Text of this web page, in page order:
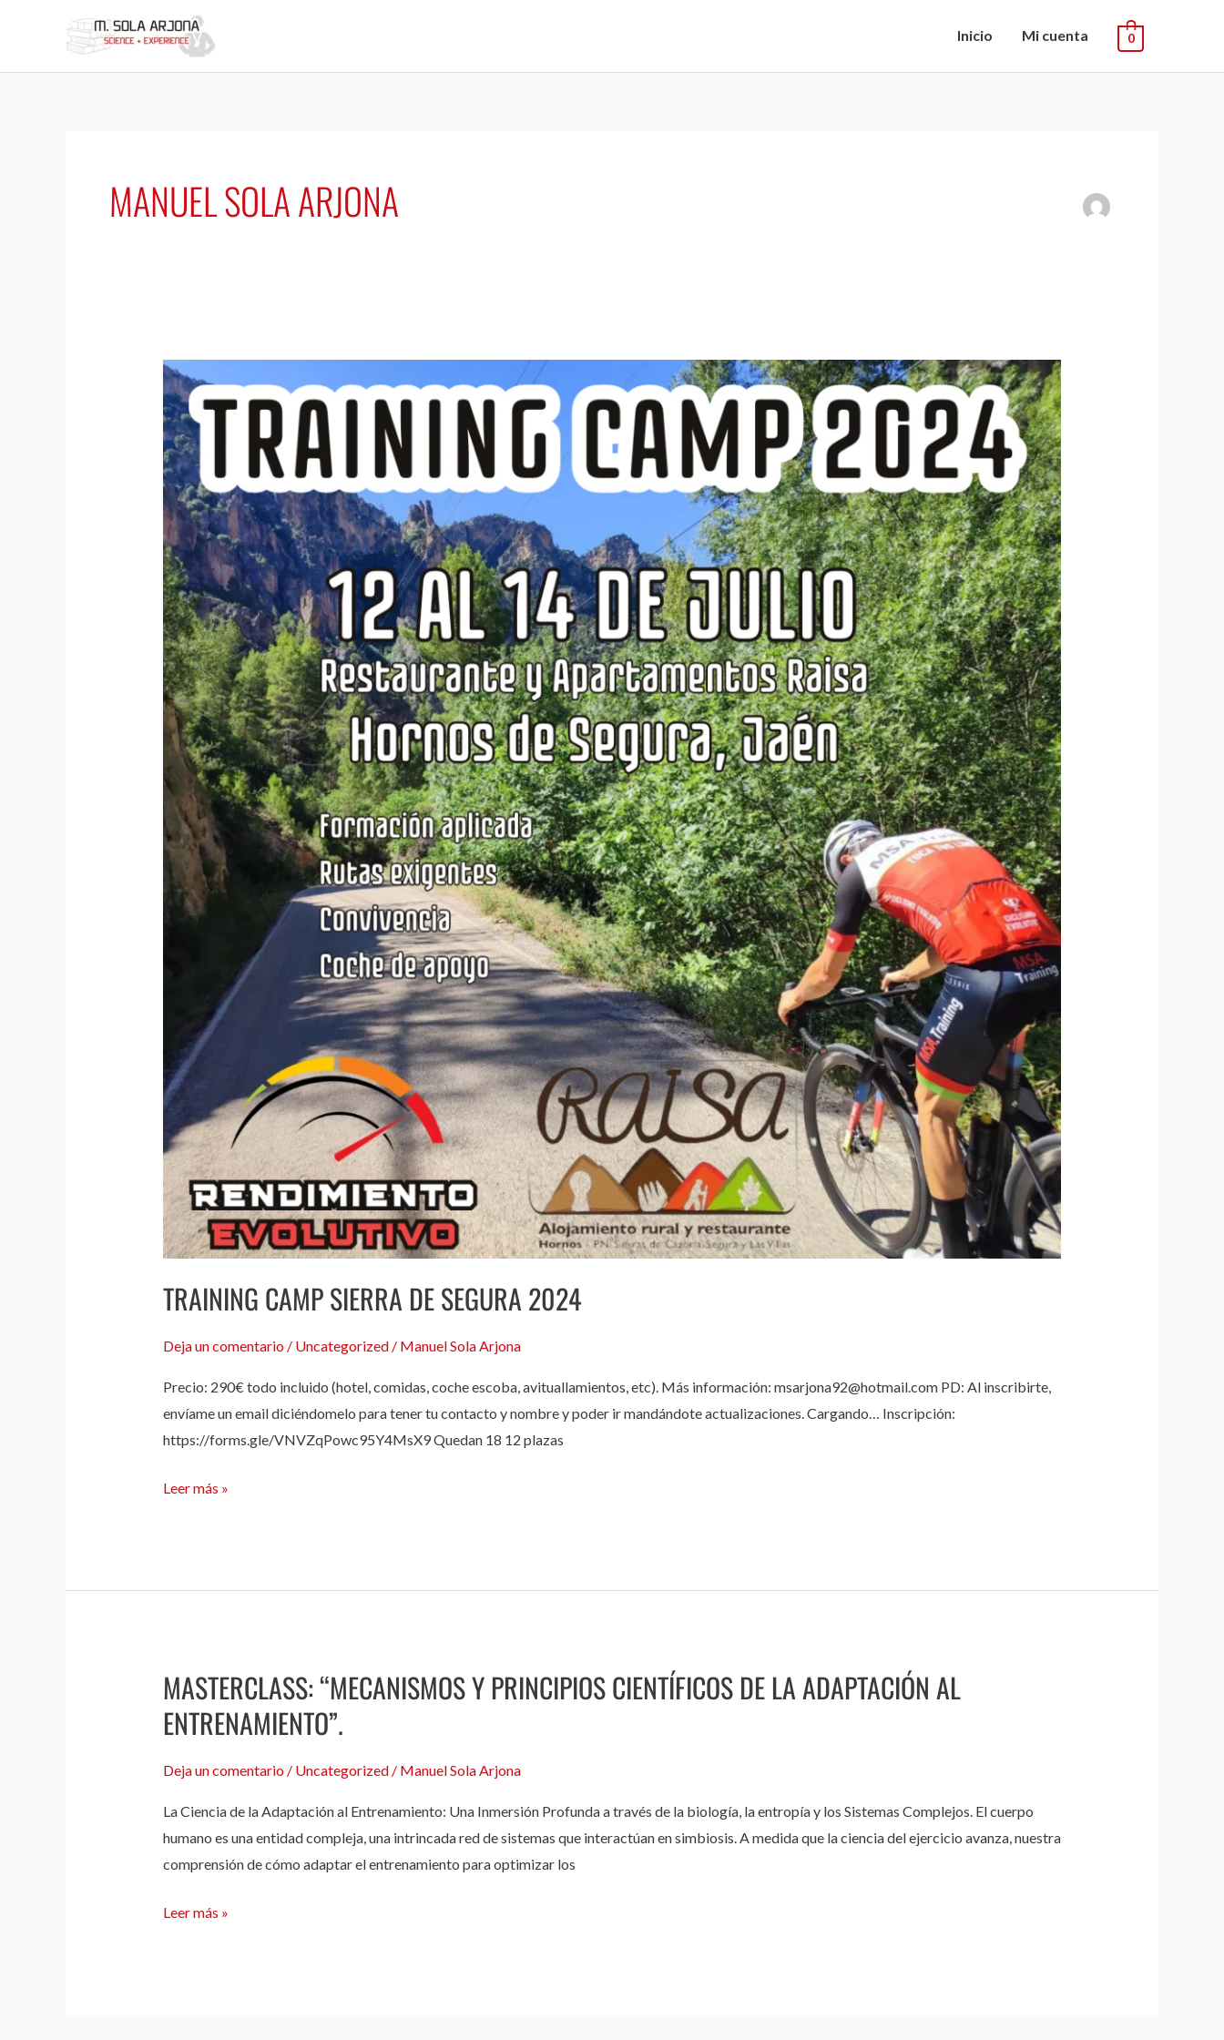
Inicio Mi cuenta 0
MANUEL SOLA ARJONA
TRAINING CAMP SIERRA DE SEGURA 2024
Deja un comentario / Uncategorized/ Manuel Sola Arjona
Precio: 290€ todo incluido (hotel, comidas, coche escoba, avituallamientos, etc). Más información: msarjona92@hotmail.com PD: Al inscribirte,
envíame un email diciéndomelo para tener tu contacto y nombre y poder ir mandándote actualizaciones. Cargando… Inscripción:
https://forms.gle/VNVZqPowc95Y4MsX9 Quedan 18 12 plazas
Training
Camp
Sierra
de
Segura
2024
Leer más »
MASTERCLASS: “MECANISMOS Y PRINCIPIOS CIENTÍFICOS DE LA ADAPTACIÓN AL
ENTRENAMIENTO”.
Deja un comentario / Uncategorized/ Manuel Sola Arjona
La Ciencia de la Adaptación al Entrenamiento: Una Inmersión Profunda a través de la biología, la entropía y los Sistemas Complejos. El cuerpo
humano es una entidad compleja, una intrincada red de sistemas que interactúan en simbiosis. A medida que la ciencia del ejercicio avanza, nuestra
comprensión de cómo adaptar el entrenamiento para optimizar los
Masterclass:
“Mecanismos
y
de
la
Adaptación
Entrenamiento”.
Leer más »